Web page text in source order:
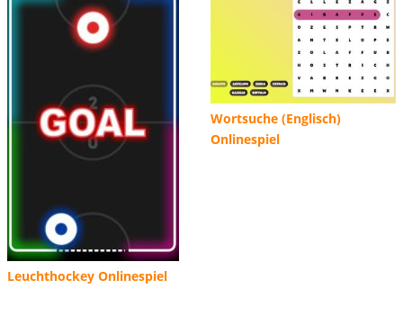
Leuchthockey Onlinespiel
Wortsuche (Englisch)
Onlinespiel